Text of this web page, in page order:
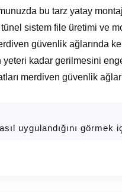
bu tarz yatay
sistem file üretimi ve
güvenlik ağlarında
yeteri kadar gerilmesini
merdiven güvenlik
uygulandığını görmek